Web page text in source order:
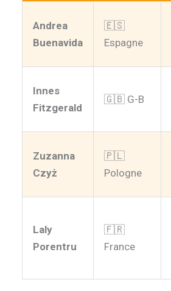
Andrea
Buenavida
🇪🇸
Espagne
Innes
Fitzgerald
🇬🇧 G-B
Zuzanna
Czyż
🇵🇱
Pologne
Laly
Porentru
🇫🇷
France